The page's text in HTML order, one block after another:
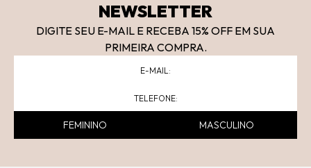
NEWSLETTER
DIGITE SEU E-MAIL E RECEBA 15% OFF EM SUA
PRIMEIRA COMPRA.
FEMININO MASCULINO